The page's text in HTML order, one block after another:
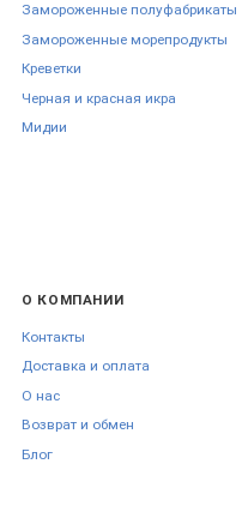
Замороженные полуфабрикаты
Замороженные морепродукты
Креветки
Черная и красная икра
Мидии
О КОМПАНИИ
Контакты
Доставка и оплата
О нас
Возврат и обмен
Блог